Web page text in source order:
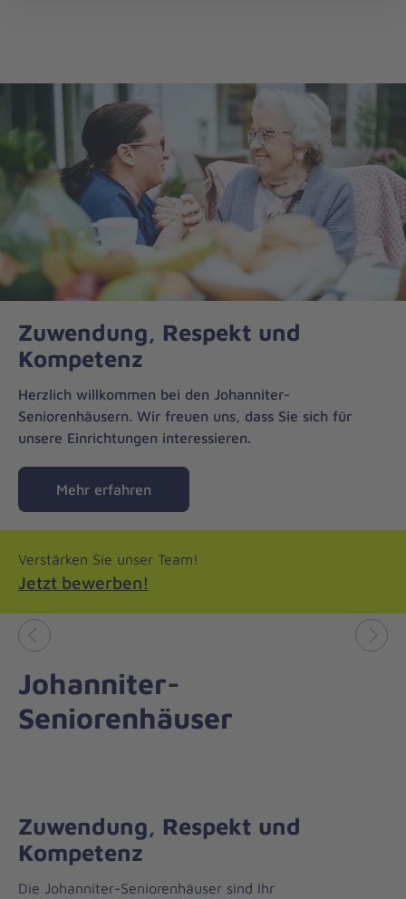
Zuwendung, Respekt und
Kompetenz
Herzlich willkommen bei den Johanniter-
Seniorenhäusern. Wir freuen uns, dass Sie sich für
unsere Einrichtungen interessieren.
Mehr erfahren
Verstärken Sie unser Team!
Jetzt bewerben!
Vorheriges
Johanniter-
Seniorenhäuser
Zuwendung, Respekt und
Kompetenz
Die Johanniter-Seniorenhäuser sind Ihr